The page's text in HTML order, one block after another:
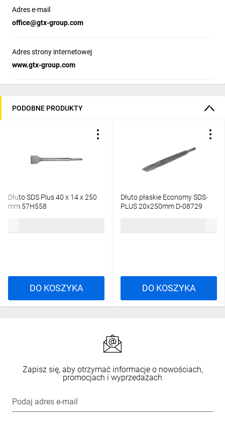
Adres e-mail
office@gtx-group.com
Adres strony internetowej
www.gtx-group.com
PODOBNE PRODUKTY
Dłuto SDS Plus 40 x 14 x 250
mm 57H558
DO KOSZYKA
Dłuto płaskie Economy SDS-
PLUS 20x250mm D-08729
DO KOSZYKA
Zapisz się, aby otrzymać informacje o nowościach,
promocjach i wyprzedażach
Podaj adres e-mail